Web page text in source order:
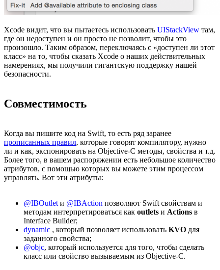
Xcode видит, что вы пытаетесь использовать UIStackView там,
где он недоступен и он просто не позволит, чтобы это
произошло. Таким образом, переключаясь с «доступен ли этот
класс» на то, чтобы сказать Xcode о наших действительных
намерениях, мы получили гигантскую поддержку нашей
безопасности.
Совместимость
Когда вы пишите код на Swift, то есть ряд заранее
прописанных правил, которые говорят компилятору, нужно
ли и как, экспонировать на Objective-C методы, свойства и т.д.
Более того, в вашем распоряжении есть небольшое количество
атрибутов, с помощью которых вы можете этим процессом
управлять. Вот эти атрибуты:
@IBOutlet и @IBAction позволяют Swift свойствам и
методам интерпретироваться как outlets и Actions в
Interface Builder;
dynamic , который позволяет использовать KVO для
заданного свойства;
@objc, который используется для того, чтобы сделать
класс или свойство вызываемым из Objective-C.